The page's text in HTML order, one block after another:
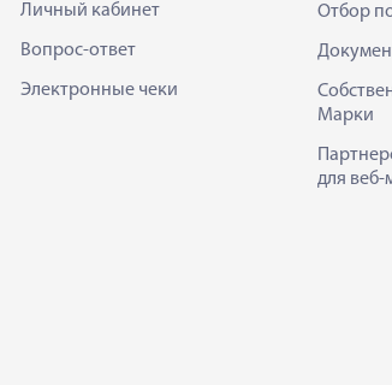
Личный кабинет
Вопрос-ответ
Электронные чеки
Отбор
Марки
для веб-